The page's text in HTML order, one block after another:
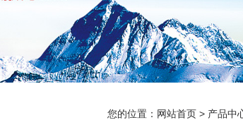
您的位置： 网站首页 > 产品中